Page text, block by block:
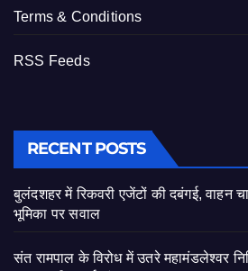
Terms & Conditions
RSS Feeds
RECENT POSTS
बुलंदशहर में रिकवरी एजेंटों की दबंगई, वाहन
भूमिका पर सवाल
संत रामपाल के विरोध में उतरे महामंडलेश्वर